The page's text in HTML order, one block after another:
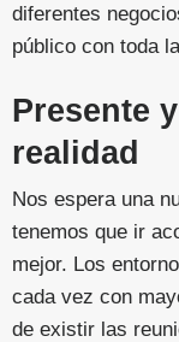
diferentes
público con toda
Presente
realidad
Nos espera una
tenemos que ir
mejor. Los
cada vez con
de existir las